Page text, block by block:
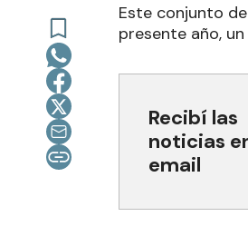
Este conjunto
presente año,
Recibí las
noticias
email